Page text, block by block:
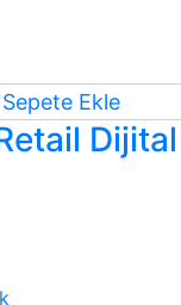
Sepete Ekle